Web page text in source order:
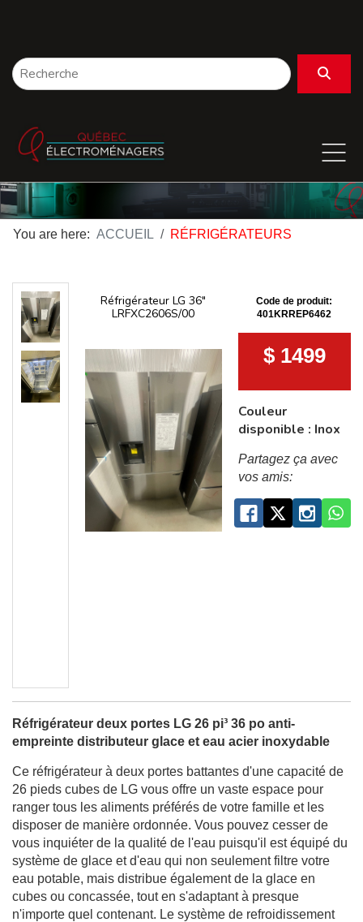
You are here: ACCUEIL RÉFRIGÉRATEURS
Réfrigérateur LG 36"
LRFXC2606S/00
Code de produit:
401KRREP6462
$ 1499
Couleur
disponible : Inox
Partagez ça avec
vos amis:
Réfrigérateur deux portes LG 26 pi³ 36 po anti-
empreinte distributeur glace et eau acier inoxydable
Ce réfrigérateur à deux portes battantes d'une capacité de
26 pieds cubes de LG vous offre un vaste espace pour
ranger tous les aliments préférés de votre famille et les
disposer de manière ordonnée. Vous pouvez cesser de
vous inquiéter de la qualité de l'eau puisqu'il est équipé du
système de glace et d'eau qui non seulement filtre votre
eau potable, mais distribue également de la glace en
cubes ou concassée, tout en s'adaptant à presque
n'importe quel contenant. Le système de refroidissement